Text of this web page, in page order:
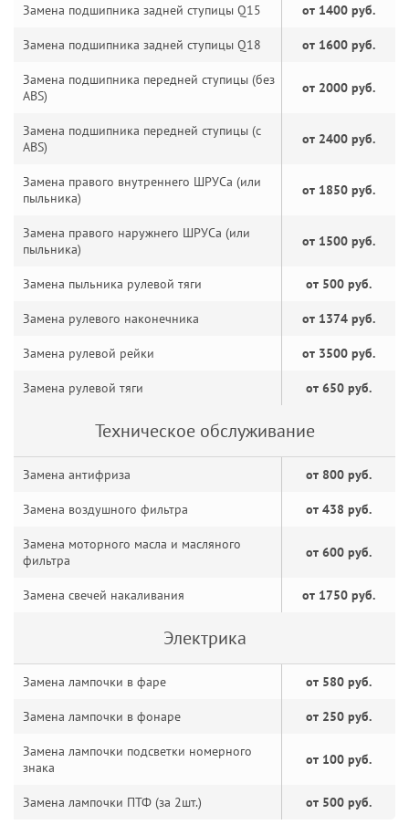
Замена подшипника задней ступицы Q15 от 1400 руб.
Замена подшипника задней ступицы Q18 от 1600 руб.
Замена подшипника передней ступицы (без
ABS)
от 2000 руб.
Замена подшипника передней ступицы (с
ABS)
от 2400 руб.
Замена правого внутреннего ШРУСа (или
пыльника)
от 1850 руб.
Замена правого наружнего ШРУСа (или
пыльника)
от 1500 руб.
Замена пыльника рулевой тяги от 500 руб.
Замена рулевого наконечника от 1374 руб.
Замена рулевой рейки от 3500 руб.
Замена рулевой тяги от 650 руб.
Техническое обслуживание
Замена антифриза от 800 руб.
Замена воздушного фильтра от 438 руб.
Замена моторного масла и масляного
фильтра
от 600 руб.
Замена свечей накаливания от 1750 руб.
Электрика
Замена лампочки в фаре от 580 руб.
Замена лампочки в фонаре от 250 руб.
Замена лампочки подсветки номерного
знака
от 100 руб.
Замена лампочки ПТФ (за 2шт.) от 500 руб.